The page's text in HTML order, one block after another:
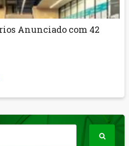
Anunciado com 42